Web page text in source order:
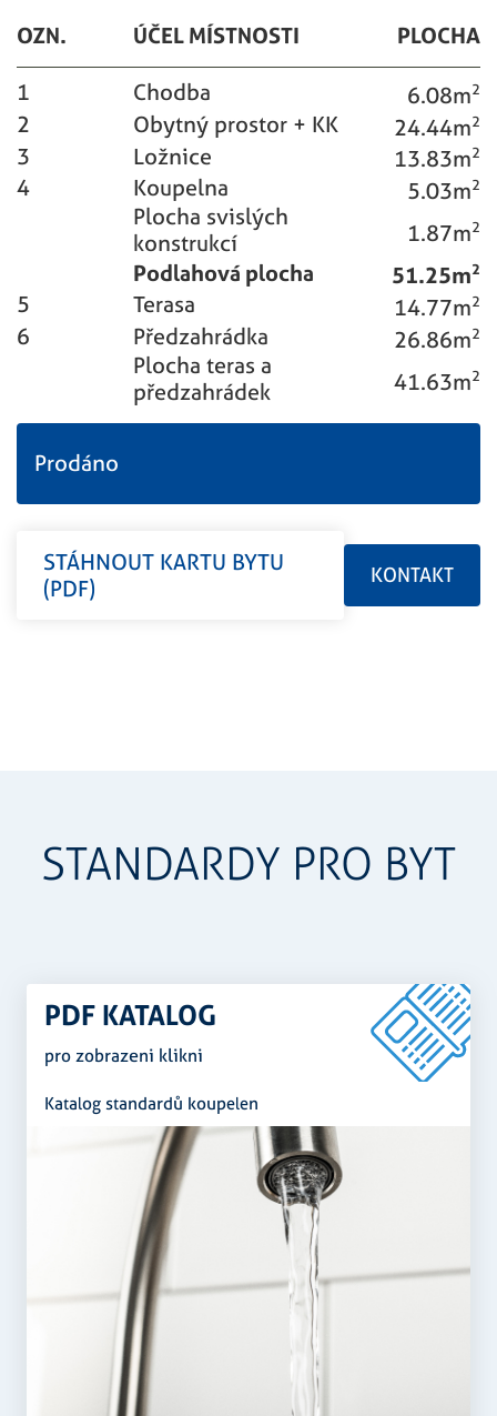
OZN. ÚČEL MÍSTNOSTI
PLOCHA
1
Chodba 6.08m2
2 Obytný prostor + KK 24.44m2
3 Ložnice 13.83m2
4 Koupelna 5.03m2
Plocha svislých
konstrukcí
1.87m2
Podlahová plocha 51.25m2
5 Terasa 14.77m2
6 Předzahrádka 26.86m2
Plocha teras a
předzahrádek
41.63m2
Prodáno
STÁHNOUT KARTU BYTU
(PDF)
KONTAKT
STANDARDY PRO BYT
PDF KATALOG
pro zobrazeni klikni
Katalog standardů koupelen